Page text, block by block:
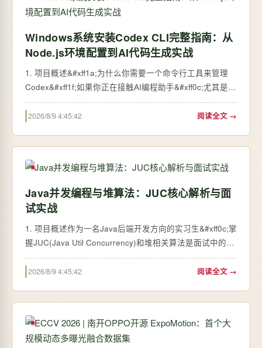
Windows系统安装Codex CLI完整指南：从
Node.js环境配置到AI代码生成实战
1. 项目概述&#xff1a;为什么你需要一个命令行工具来管理
Codex&#xff1f;如果你正在接触AI编程助手&#xff0c;尤其是
OpenAI的Codex模型&#xff0c;你可能会发现&#xff0c;直接在
网页上使用它虽然方便&#xff0c;但效率有限。当你需要批量
2026/8/9 4:45:42 阅读全文 →
Java并发编程与堆算法：JUC核心解析与面
试实战
1. 项目概述作为一名Java后端开发方向的实习生&#xff0c;掌
握JUC(Java Util Concurrency)和堆相关算法是面试中的必
考内容。最近我在准备实习面试的过程中&#xff0c;制定了为
期5天的八股文背诵计划&#xff0c;今天是第5天&#xff0c;重点
2026/8/9 4:45:42 阅读全文 →